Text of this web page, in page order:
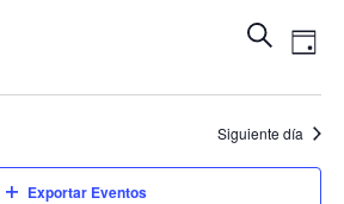
y
BUSCAR
de
DÍA
Siguiente día
Exportar Eventos